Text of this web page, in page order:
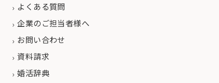
よくある質問
企業のご担当者様へ
お問い合わせ
資料請求
婚活辞典